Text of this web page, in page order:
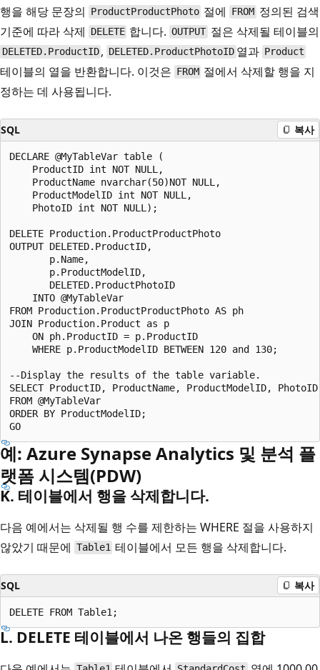
행을 해당 문장의
ProductProductPhoto 절에 FROM정의된 검색
기준에 따라 삭제
DELETE 합니다. OUTPUT 절은 삭제될 테이블의
DELETED.ProductID , DELETED.ProductPhotoID 열과 Product
테이블의 열을 반환합니다. 이것은 FROM 절에서 삭제할 행을 지
정하는 데 사용됩니다.
SQL 복사
DECLARE @MyTableVar table (
    ProductID int NOT NULL,
    ProductName nvarchar(50)NOT NULL,
    ProductModelID int NOT NULL,
    PhotoID int NOT NULL);
DELETE Production.ProductProductPhoto
OUTPUT DELETED.ProductID,
       p.Name,
       p.ProductModelID,
       DELETED.ProductPhotoID
    INTO @MyTableVar
FROM Production.ProductProductPhoto AS ph
JOIN Production.Product as p
    ON ph.ProductID = p.ProductID
    WHERE p.ProductModelID BETWEEN 120 and 130;
--Display the results of the table variable.
SELECT ProductID, ProductName, ProductModelID,
FROM @MyTableVar
ORDER BY ProductModelID;
예: Azure Synapse Analytics 및 분석 플
랫폼 시스템(PDW)
K. 테이블에서 행을 삭제합니다.
다음 예에서는 삭제될 행 수를 제한하는 WHERE 절을 사용하지
않았기 때문에 Table1 테이블에서 모든 행을 삭제합니다.
SQL 복사
L. DELETE 테이블에서 나온 행들의 집합